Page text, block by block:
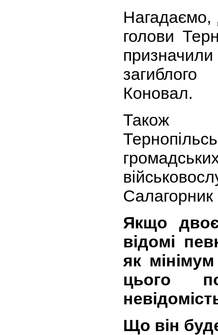
голови
Коновал.
Також
Салагорник
Якщо
відомі
як
цього
Що він